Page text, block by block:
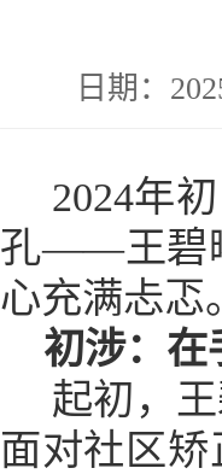
日期：
2024年
孔——王碧
心充满忐忑
初涉：在
起初，
面对社区